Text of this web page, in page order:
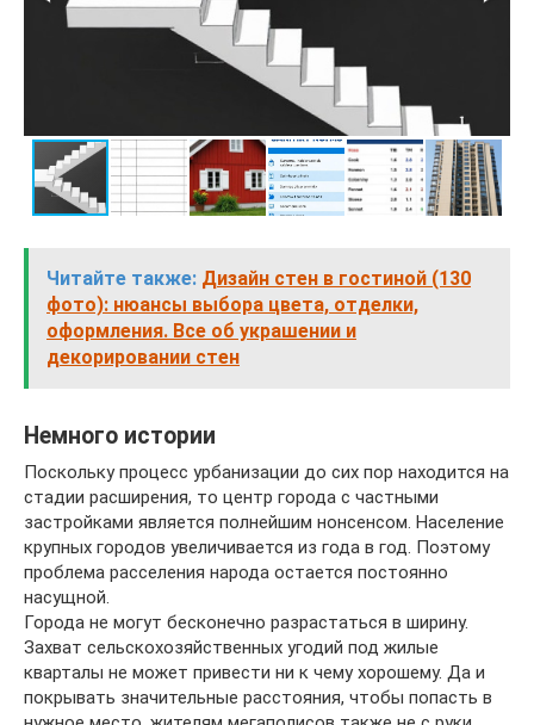
Читайте также: Дизайн стен в гостиной (130
фото): нюансы выбора цвета, отделки,
оформления. Все об украшении и
декорировании стен
Немного истории
Поскольку процесс урбанизации до сих пор находится на
стадии расширения, то центр города с частными
застройками является полнейшим нонсенсом. Население
крупных городов увеличивается из года в год. Поэтому
проблема расселения народа остается постоянно
насущной.
Города не могут бесконечно разрастаться в ширину.
Захват сельскохозяйственных угодий под жилые
кварталы не может привести ни к чему хорошему. Да и
покрывать значительные расстояния, чтобы попасть в